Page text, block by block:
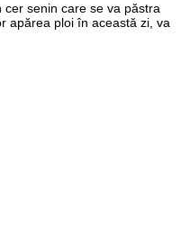
senin care se va păstra
apărea ploi în această zi, va